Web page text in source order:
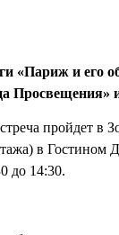
«Париж и его
Просвещения»
пройдет в
в Гостином
до 14:30.